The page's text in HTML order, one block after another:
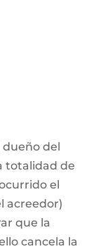
dueño del
totalidad de
el
acreedor)
que la
cancela la